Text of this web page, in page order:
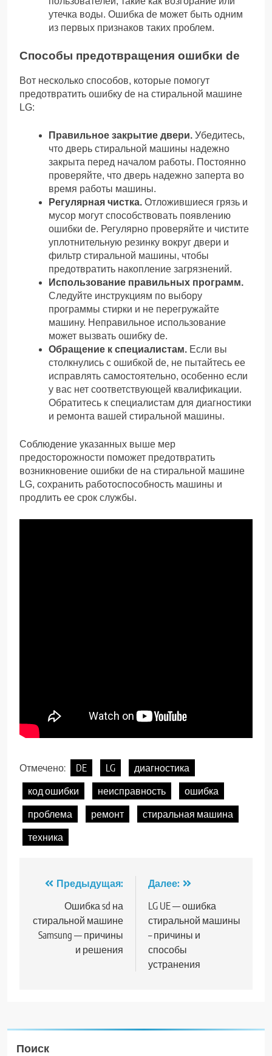
утечка воды. Ошибка de может быть одним
из первых признаков таких проблем.
Способы предотвращения ошибки de
Вот несколько способов, которые помогут
предотвратить ошибку de на стиральной машине
LG:
Правильное закрытие двери. Убедитесь,
что дверь стиральной машины надежно
закрыта перед началом работы. Постоянно
проверяйте, что дверь надежно заперта во
время работы машины.
Регулярная чистка. Отложившиеся грязь и
мусор могут способствовать появлению
ошибки de. Регулярно проверяйте и чистите
уплотнительную резинку вокруг двери и
фильтр стиральной машины, чтобы
предотвратить накопление загрязнений.
Использование правильных программ.
Следуйте инструкциям по выбору
программы стирки и не перегружайте
машину. Неправильное использование
может вызвать ошибку de.
Обращение к специалистам. Если вы
столкнулись с ошибкой de, не пытайтесь ее
исправлять самостоятельно, особенно если
у вас нет соответствующей квалификации.
Обратитесь к специалистам для диагностики
и ремонта вашей стиральной машины.
Соблюдение указанных выше мер
предосторожности поможет предотвратить
возникновение ошибки de на стиральной машине
LG, сохранить работоспособность машины и
продлить ее срок службы.
Отмечено: DE LG
диагностика
код ошибки
неисправность
ошибка
проблема
ремонт
стиральная машина
техника
Навигация
записям
Предыдущая:
Ошибка sd на
стиральной машине
Samsung — причины
и решения
Далее:
LG UE — ошибка
стиральной машины
– причины и
способы
устранения
Поиск